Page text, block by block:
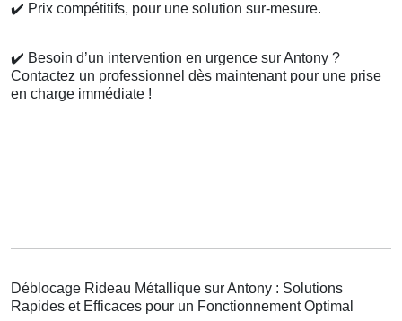
✔️ Prix compétitifs, pour une solution sur-mesure.
✔️ Besoin d’un intervention en urgence sur Antony ?
Contactez un professionnel dès maintenant pour une prise
en charge immédiate !
Déblocage Rideau Métallique sur Antony : Solutions
Rapides et Efficaces pour un Fonctionnement Optimal